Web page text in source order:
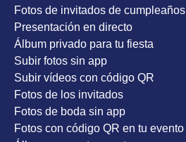
Fotos de invitados de cumpleaños
Presentación en directo
Álbum privado para tu fiesta
Subir fotos sin app
Subir vídeos con código QR
Fotos de los invitados
Fotos de boda sin app
Fotos con código QR en tu evento